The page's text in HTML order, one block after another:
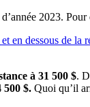
2023.
à 31 500 $.
500 $. Quoi qu’il